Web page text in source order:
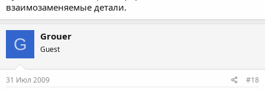
взаимозаменяемые детали.
G Grouer
Guest
31 Июл 2009 #18